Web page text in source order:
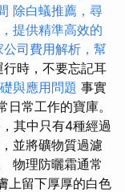
除白蟻推薦，尋
提供精準高效的
公司費用解析，幫
行時，不要忘記耳
與應用問題 事實
常工作的寶庫。
其中只有4種經過
並將礦物質過濾
物理防曬霜通常
上留下厚厚的白色